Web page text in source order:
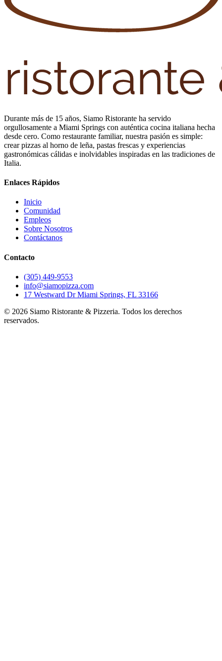
Durante más de 15 años, Siamo Ristorante ha servido
orgullosamente a Miami Springs con auténtica cocina italiana hecha
desde cero. Como restaurante familiar, nuestra pasión es simple:
crear pizzas al horno de leña, pastas frescas y experiencias
gastronómicas cálidas e inolvidables inspiradas en las tradiciones de
Italia.
Enlaces Rápidos
Inicio
Comunidad
Empleos
Sobre Nosotros
Contáctanos
Contacto
(305) 449-9553
info@siamopizza.com
17 Westward Dr Miami Springs, FL 33166
© 2026 Siamo Ristorante & Pizzeria. Todos los derechos
reservados.